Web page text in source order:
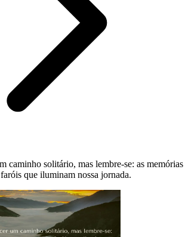
caminho solitário, mas lembre-se: as memórias
que iluminam nossa jornada.